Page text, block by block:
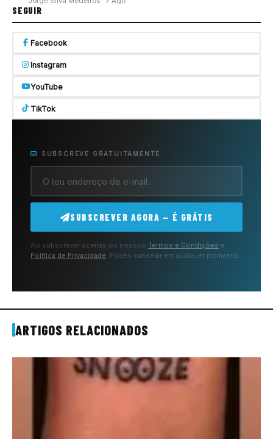
SEGUIR
Facebook
Instagram
YouTube
TikTok
SUBSCREVE GRATUITAMENTE
SUBSCREVER AGORA — É GRÁTIS
Ao subscrever aceitas os nossos Termos e Condições e
Política de Privacidade. Podes cancelar em qualquer momento.
ARTIGOS RELACIONADOS